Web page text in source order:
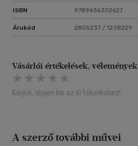
ISBN 9789636302627
Árukód 2805237 / 1238229
Vásárlói értékelések, vélemények
Kérjük, lépjen be az értékeléshez!
A szerző további művei